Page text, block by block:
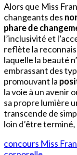
Alors que Miss
changeants des
phare de
l’inclusivité et
reflète la
laquelle la beauté
embrassant des
promouvant la
la voie à un avenir
sa propre lumière
transcende de
loin d’être
concours Miss